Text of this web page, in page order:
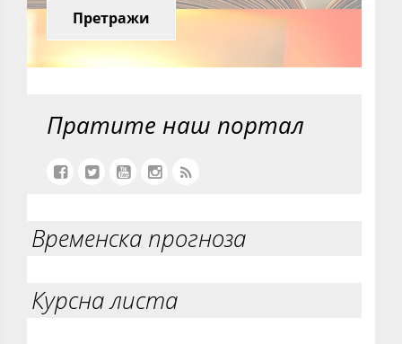
Претражи
Пратите наш портал
Временска прогноза
Курсна листа